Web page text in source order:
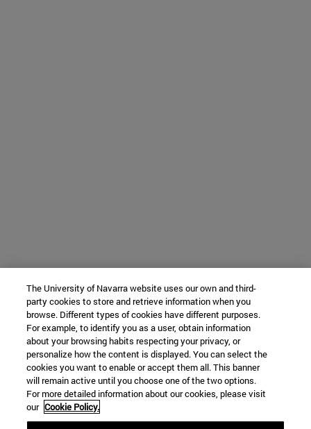
The University of Navarra website uses our own and third-
party cookies to store and retrieve information when you
browse. Different types of cookies have different purposes.
For example, to identify you as a user, obtain information
about your browsing habits respecting your privacy, or
personalize how the content is displayed. You can select the
cookies you want to enable or accept them all. This banner
will remain active until you choose one of the two options.
For more detailed information about our cookies, please visit
our Cookie Policy.